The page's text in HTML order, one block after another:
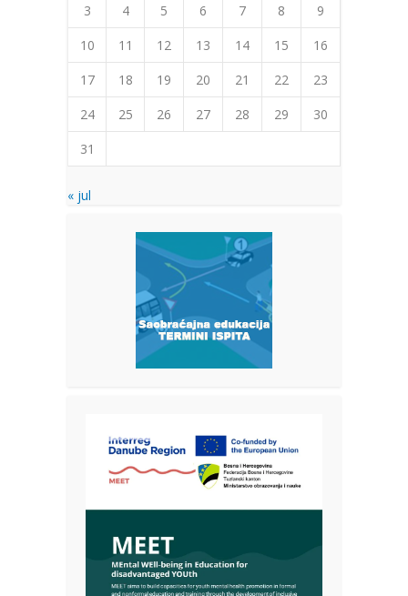
3
4 5 6 7 8
9
10
11 12 13 14 15
16
17
18 19 20 21 22
23
24
25 26 27 28 29
30
31
« jul